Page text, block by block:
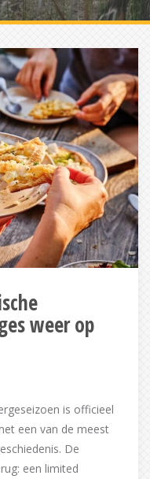
weer op
is officieel
een van de meest
De
een limited